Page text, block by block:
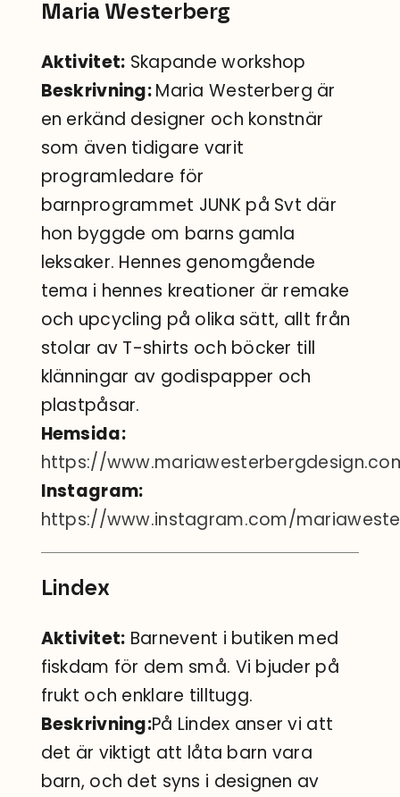
Maria Westerberg
Aktivitet: Skapande workshop
Beskrivning:Maria Westerberg är
en erkänd designer och konstnär
som även tidigare varit
programledare för
barnprogrammet JUNK på Svt där
hon byggde om barns gamla
leksaker. Hennes genomgående
tema i hennes kreationer är remake
och upcycling på olika sätt, allt från
stolar av T-shirts och böcker till
klänningar av godispapper och
plastpåsar.
Hemsida:
https://
Instagram:
https://www.instagram.com/
Lindex
Aktivitet: Barnevent i butiken med
fiskdam för dem små. Vi bjuder på
frukt och enklare tilltugg.
Beskrivning:På Lindex anser vi att
det är viktigt att låta barn vara
barn, och det syns i designen av